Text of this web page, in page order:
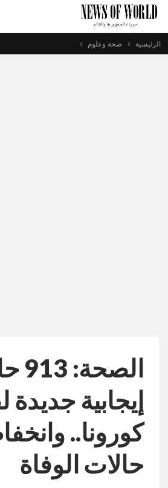
الرئيسية صحة وعلوم
إيجابية
كورونا..
حالات الوفاة